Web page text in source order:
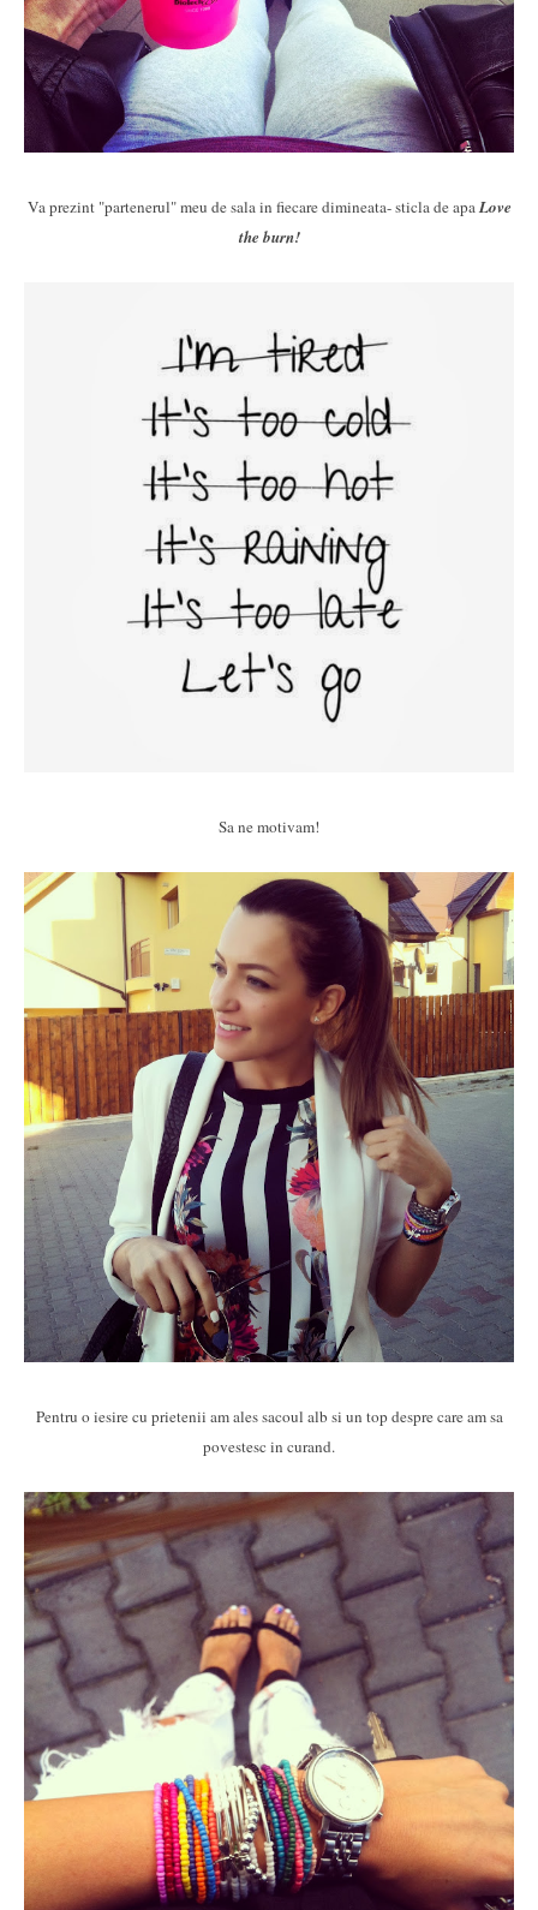
Va prezint "partenerul" meu de sala in fiecare dimineata- sticla de apaLove
the burn!
Sa ne motivam!
Pentru o iesire cu prietenii am ales sacoul alb si un top despre care am sa
povestesc in curand.